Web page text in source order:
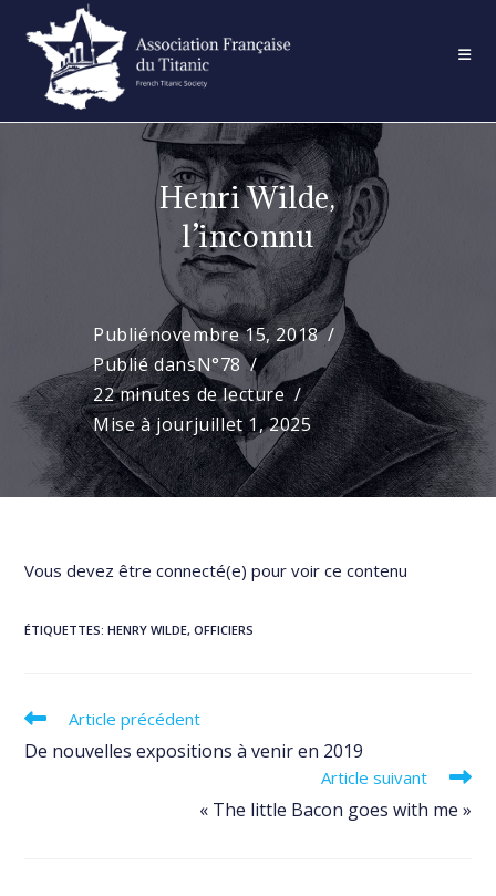
content
Henri Wilde,
l’inconnu
Publiénovembre 15, 2018
Publié dansN°78
22 minutes de lecture
Mise à jourjuillet 1, 2025
Vous devez être connecté(e) pour voir ce contenu
ÉTIQUETTES:HENRY WILDE, OFFICIERS
Read
articles
Article précédent
De nouvelles expositions à venir en 2019
Article suivant
« The little Bacon goes with me »